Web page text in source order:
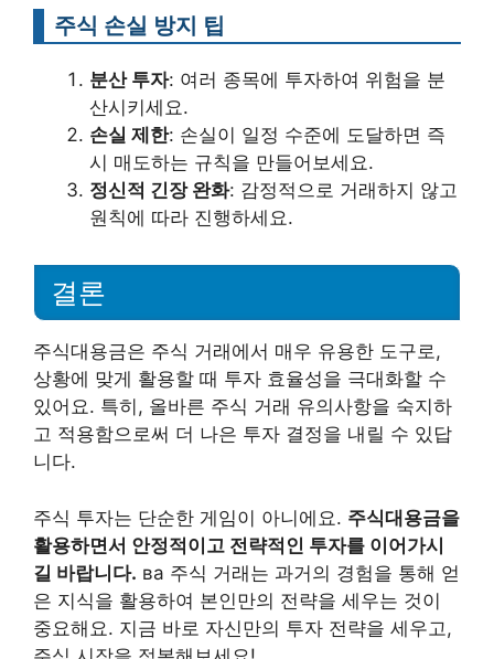
주식 손실 방지 팁
분산 투자: 여러 종목에 투자하여 위험을 분
산시키세요.
손실 제한: 손실이 일정 수준에 도달하면 즉
시 매도하는 규칙을 만들어보세요.
정신적 긴장 완화: 감정적으로 거래하지 않고
원칙에 따라 진행하세요.
결론
주식대용금은 주식 거래에서 매우 유용한 도구로,
상황에 맞게 활용할 때 투자 효율성을 극대화할 수
있어요. 특히, 올바른 주식 거래 유의사항을 숙지하
고 적용함으로써 더 나은 투자 결정을 내릴 수 있답
니다.
주식 투자는 단순한 게임이 아니에요. 주식대용금을
활용하면서 안정적이고 전략적인 투자를 이어가시
길 바랍니다. ва 주식 거래는 과거의 경험을 통해 얻
은 지식을 활용하여 본인만의 전략을 세우는 것이
중요해요. 지금 바로 자신만의 투자 전략을 세우고,